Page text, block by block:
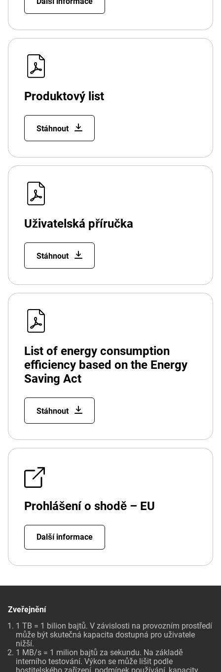
Produktový list
Stáhnout
Uživatelská příručka
Stáhnout
List of energy consumption
efficiency based on the Energy
Saving Act
Stáhnout
Prohlášení o shodě – EU
Další informace
Zveřejnění
1 TB = 1 bilion bajtů. V závislosti na provozním prostředí
může být skutečná kapacita dostupná pro uživatele
nižší.
1 MB/s = 1 milion bajtů za sekundu. Na základě
interního testování. Výkon se může lišit podle